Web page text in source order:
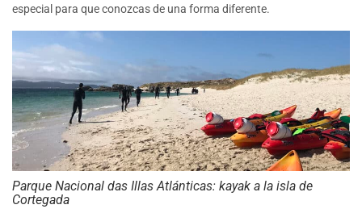
especial para que conozcas de una forma diferente.
Parque Nacional das Illas Atlánticas: kayak a la isla de
Cortegada